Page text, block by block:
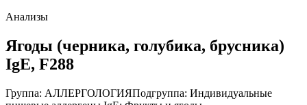
Анализы
Ягоды (черника, голубика, брусника)
IgE, F288
Группа: АЛЛЕРГОЛОГИЯПодгруппа: Индивидуальные